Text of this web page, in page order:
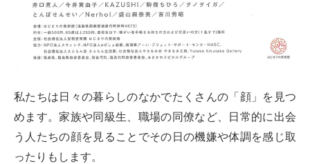
私たちは日々の暮らしのなかでたくさんの「顔」を見つ
めます。家族や同級生、職場の同僚など、日常的に出会
う人たちの顔を見ることでその日の機嫌や体調を感じ取
ったりもします。